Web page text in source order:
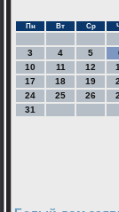
Пн Вт Ср
3
4 5
10
11 12
17
18 19
24
25 26
31